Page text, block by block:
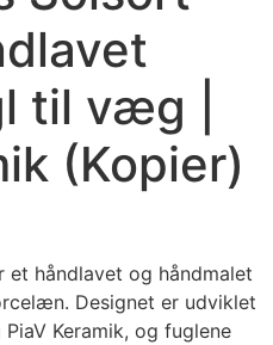
til væg |
(Kopier)
et håndlavet og håndmalet
Designet er udviklet
Keramik, og fuglene